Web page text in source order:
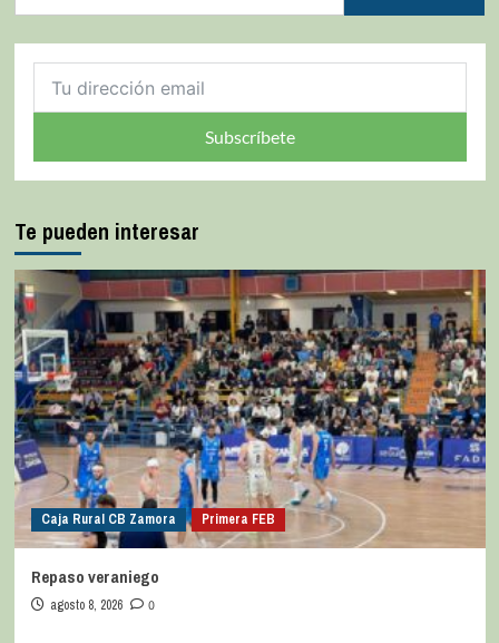
Subscríbete
Te pueden interesar
Caja Rural CB Zamora Primera FEB
Repaso veraniego
agosto 8, 2026 0